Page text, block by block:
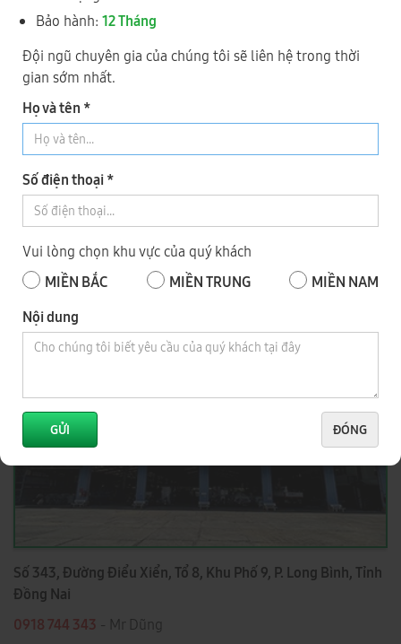
Bảo hành: 12 Tháng
Đội ngũ chuyên gia của chúng tôi sẽ liên hệ trong thời
gian sớm nhất.
Họ và tên *
Số điện thoại *
Vui lòng chọn khu vực của quý khách
MIỀN BẮC
MIỀN TRUNG
MIỀN NAM
Nội dung
GỬI ĐÓNG
TP HÀ NỘI
0977 244 343 - Mr Cường
TỈNH ĐỒNG NAI
Số 343, Đường Điểu Xiển, Tổ 8, Khu Phố 9, P. Long Bình, Tỉnh
Đồng Nai
0918 744 343 - Mr Dũng